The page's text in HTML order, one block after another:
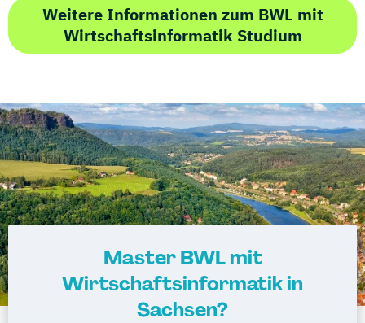
Weitere Informationen zum BWL mit
Wirtschaftsinformatik Studium
Master BWL mit
Wirtschaftsinformatik in
Sachsen?